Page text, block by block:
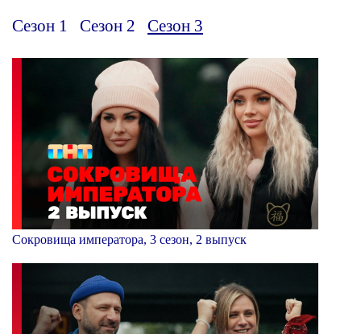
Сезон 1 Сезон 2 Сезон 3
Сокровища императора, 3 сезон, 2 выпуск